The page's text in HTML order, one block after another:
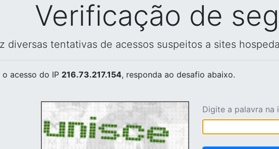
Verificação de
diversas tentativas de acessos suspeitos a sites
o acesso do IP 216.73.217.154, responda ao desafio abaixo.
Digite a palavra na